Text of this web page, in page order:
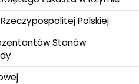
Polskiej
Stanów